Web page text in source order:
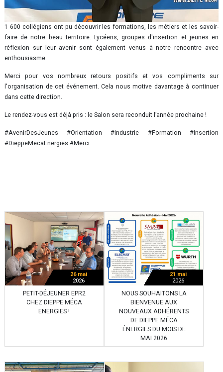
1 600 collégiens ont pu découvrir les formations, les métiers et les savoir-
faire de notre beau territoire. Lycéens, groupes d'insertion et jeunes en
réflexion sur leur avenir sont également venus à notre rencontre avec
enthousiasme.
Merci pour vos nombreux retours positifs et vos compliments sur
l'organisation de cet événement. Cela nous motive davantage à continuer
dans cette direction.
Le rendez-vous est déjà pris : le Salon sera reconduit l’année prochaine !
#AvenirDesJeunes #Orientation #Industrie #Formation #Insertion
#DieppeMecaEnergies #Merci
26 mai
2026
PETIT-DÉJEUNER EPR2
CHEZ DIEPPE MÉCA
ENERGIES !
21 mai
2026
NOUS SOUHAITONS LA
BIENVENUE AUX
NOUVEAUX ADHÉRENTS
DE DIEPPE MÉCA
ÉNERGIES DU MOIS DE
MAI 2026